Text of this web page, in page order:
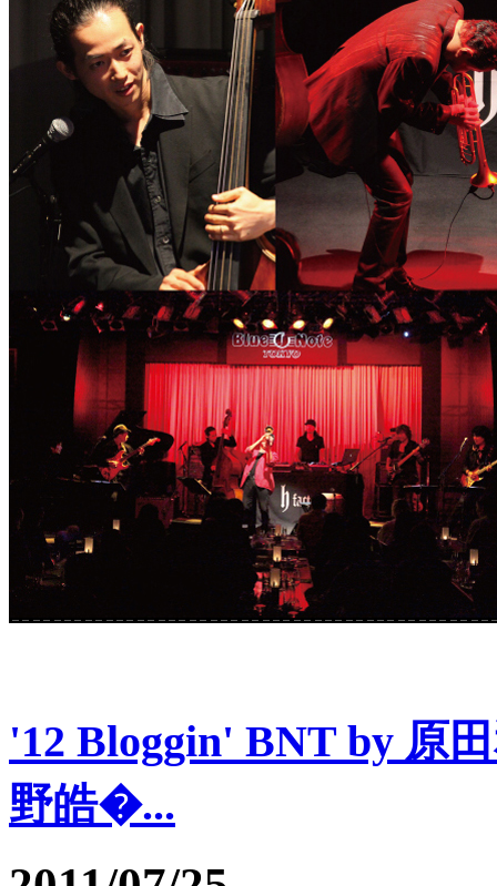
'12 Bloggin' BNT by 原
野皓�...